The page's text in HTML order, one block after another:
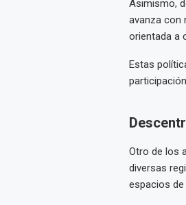
Asimismo,
avanza con
orientada a
Estas
Otro de los
diversas
espacios de